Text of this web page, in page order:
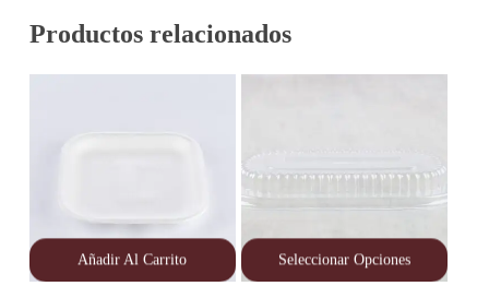
Productos relacionados
Añadir Al Carrito Seleccionar Opciones